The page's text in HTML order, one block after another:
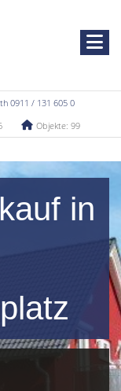
0911 / 131 605 0
Objekte: 99
in